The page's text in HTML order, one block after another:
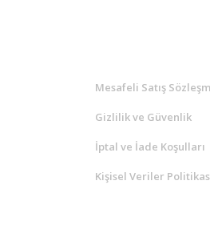
Mesafeli Satış
Gizlilik ve Güvenlik
İptal ve İade Koşulları
Kişisel Veriler